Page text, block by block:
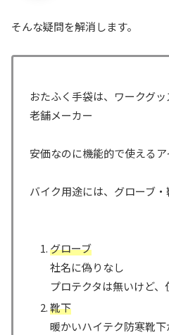
そんな疑問を解消します。
おたふく手袋は、ワークグ
老舗メーカー
安価なのに機能的で使える
バイク用途には、グローブ
グローブ
社名に偽りなし
プロテクタは無いけど、
靴下
暖かいハイテク防寒靴下